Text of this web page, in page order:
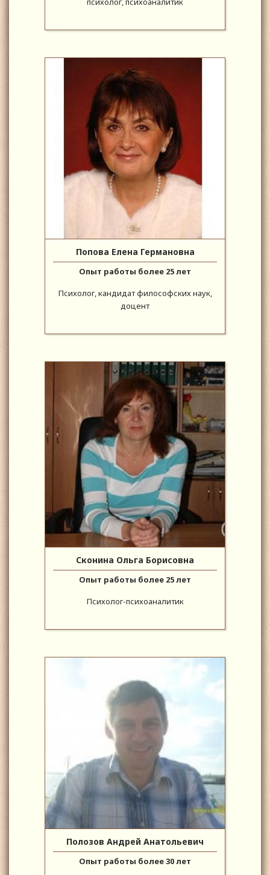
Попова Елена Германовна
Опыт работы более 25 лет
Психолог, кандидат философских наук,
доцент
Сконина Ольга Борисовна
Опыт работы более 25 лет
Психолог-психоаналитик
Полозов Андрей Анатольевич
Опыт работы более 30 лет